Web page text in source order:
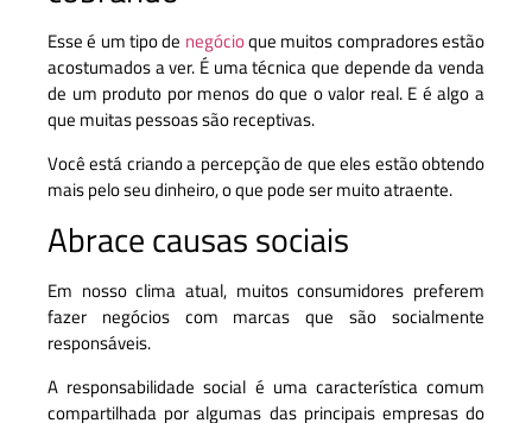
Esse é um tipo de negócioque muitos compradores estão
acostumados a ver. É uma técnica que depende da venda
de um produto por menos do que o valor real. E é algo a
que muitas pessoas são receptivas.
Você está criando a percepção de que eles estão obtendo
mais pelo seu dinheiro, o que pode ser muito atraente.
Abrace causas sociais
Em nosso clima atual, muitos consumidores preferem
fazer negócios com marcas que são socialmente
responsáveis.
A responsabilidade social é uma característica comum
compartilhada por algumas das principais empresas do